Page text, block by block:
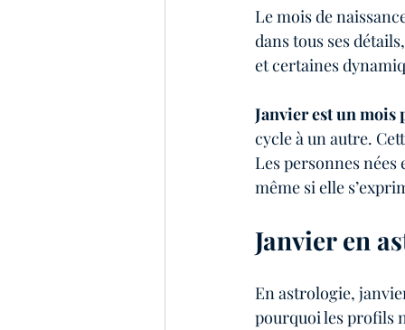
Le mois de
dans tous ses
et certaines
Janvier est un
cycle à un autre.
Les personnes
même si elle
Janvier en
En astrologie,
pourquoi les profils